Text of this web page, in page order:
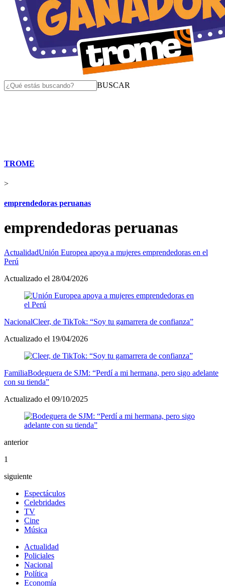
BUSCAR
TROME
>
emprendedoras peruanas
emprendedoras peruanas
ActualidadUnión Europea apoya a mujeres emprendedoras en el
Perú
Actualizado el 28/04/2026
NacionalCleer, de TikTok: “Soy tu gamarrera de confianza”
Actualizado el 19/04/2026
FamiliaBodeguera de SJM: “Perdí a mi hermana, pero sigo adelante
con su tienda”
Actualizado el 09/10/2025
anterior
1
siguiente
Espectáculos
Celebridades
TV
Cine
Música
Actualidad
Policiales
Nacional
Política
Economía